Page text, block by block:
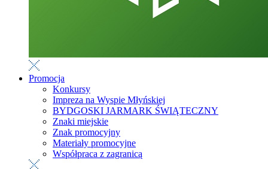
Promocja
Konkursy
Impreza na Wyspie Młyńskiej
BYDGOSKI JARMARK ŚWIĄTECZNY
Znaki miejskie
Znak promocyjny
Materiały promocyjne
Współpraca z zagranicą